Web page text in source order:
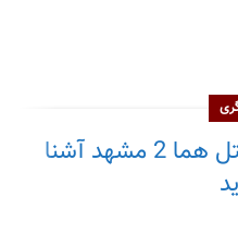
با مراکز خرید اطراف هتل هما 2 مشهد آشنا